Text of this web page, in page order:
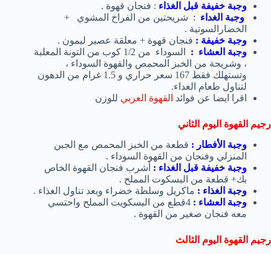
وجبة خفيفة قبل الغذاء : فنجان قهوة .
وجبة الغداء : شريحتين من الفراخ المشوي +
الخضارالسوتية .
وجبة خفيفة : فنجان قهوة + معلقة عصير ليمون .
وجبة العشاء :
السوداء
من 1/2 كوب من التونة المعلبة
، وشريحة من الخبز المحمص والقهوة السوداء ،
وتستهلك فقط 167 سعر حراري و 1.5 غرام من الدهون
لتناول طعام الغداء.
اقرا ايضا عن فوائد القهوة العربي للوزن
رجيم القهوة اليوم الثاني
وجبة الأفطار : قطعة من الخبز المحمص مع الجبن
المنزلي وفنجان من القهوة السوداء .
وجبة خفيفة قبل الغداء : أشرب فنجان القهوة الخاص
بك+ قطعة من البسكوت المملح .
وجبة الغذاء : ماكريل وسلطة خضراء وبعد تناول الغذاء .
وجبة العشاء :
4قطع من البسكويت المملح واحتسي
معه فنجان صغير من القهوة .
رجيم القهوة اليوم الثالث